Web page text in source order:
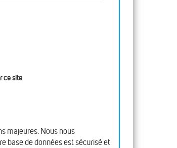
ce site
majeures. Nous nous
base de données est sécurisé et